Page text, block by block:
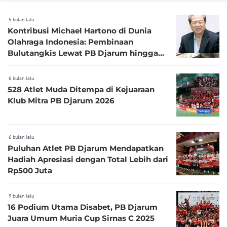
5 bulan lalu
Kontribusi Michael Hartono di Dunia
Olahraga Indonesia: Pembinaan
Bulutangkis Lewat PB Djarum hingga
6 bulan lalu
528 Atlet Muda Ditempa di Kejuaraan
Klub Mitra PB Djarum 2026
6 bulan lalu
Puluhan Atlet PB Djarum Mendapatkan
Hadiah Apresiasi dengan Total Lebih dari
Rp500 Juta
9 bulan lalu
16 Podium Utama Disabet, PB Djarum
Juara Umum Muria Cup Sirnas C 2025